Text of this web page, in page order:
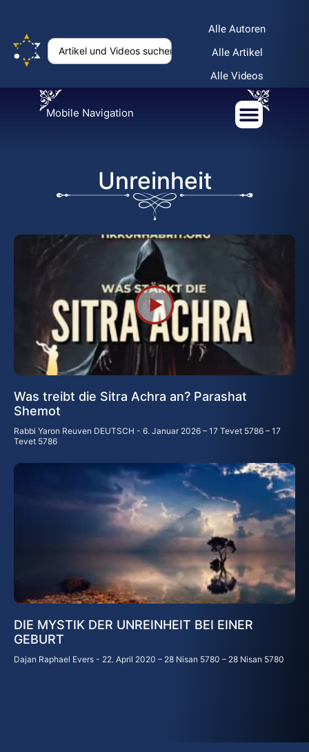
Alle Autoren
Alle Artikel
Alle Videos
Mobile Navigation
Unreinheit
Was treibt die Sitra Achra an? Parashat
Shemot
Rabbi Yaron Reuven DEUTSCH
6. Januar 2026 – 17 Tevet 5786 – 17
Tevet 5786
DIE MYSTIK DER UNREINHEIT BEI EINER
GEBURT
Dajan Raphael Evers 22. April 2020 – 28 Nisan 5780 – 28 Nisan 5780